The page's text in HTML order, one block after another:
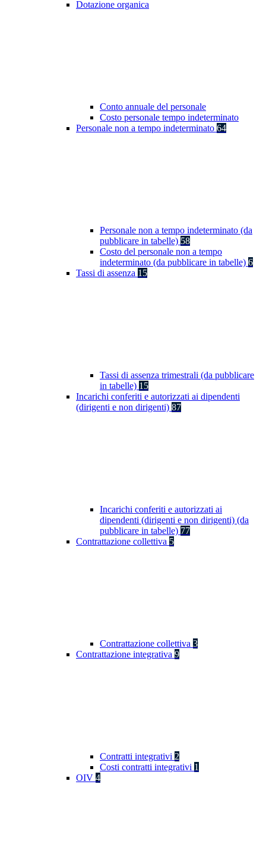
Dotazione organica
Conto annuale del personale
Costo personale tempo indeterminato
Personale non a tempo indeterminato 64
Personale non a tempo indeterminato (da
pubblicare in tabelle) 58
Costo del personale non a tempo
indeterminato (da pubblicare in tabelle) 6
Tassi di assenza 15
Tassi di assenza trimestrali (da pubblicare
in tabelle) 15
Incarichi conferiti e autorizzati ai dipendenti
(dirigenti e non dirigenti) 87
Incarichi conferiti e autorizzati ai
dipendenti (dirigenti e non dirigenti) (da
pubblicare in tabelle) 77
Contrattazione collettiva 5
Contrattazione collettiva 3
Contrattazione integrativa 9
Contratti integrativi 2
Costi contratti integrativi 1
OIV 4